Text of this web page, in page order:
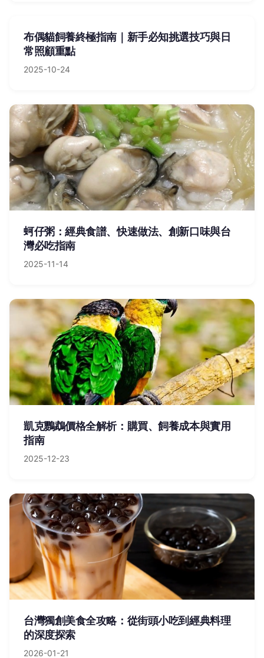
布偶貓飼養終極指南｜新手必知挑選技巧與日
常照顧重點
2025-10-24
蚵仔粥：經典食譜、快速做法、創新口味與台
灣必吃指南
2025-11-14
凱克鸚鵡價格全解析：購買、飼養成本與實用
指南
2025-12-23
台灣獨創美食全攻略：從街頭小吃到經典料理
的深度探索
2026-01-21